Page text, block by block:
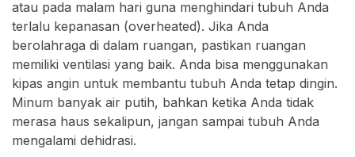
atau pada malam hari guna menghindari tubuh Anda
terlalu kepanasan (overheated). Jika Anda
berolahraga di dalam ruangan, pastikan ruangan
memiliki ventilasi yang baik. Anda bisa menggunakan
kipas angin untuk membantu tubuh Anda tetap dingin.
Minum banyak air putih, bahkan ketika Anda tidak
merasa haus sekalipun, jangan sampai tubuh Anda
mengalami dehidrasi.